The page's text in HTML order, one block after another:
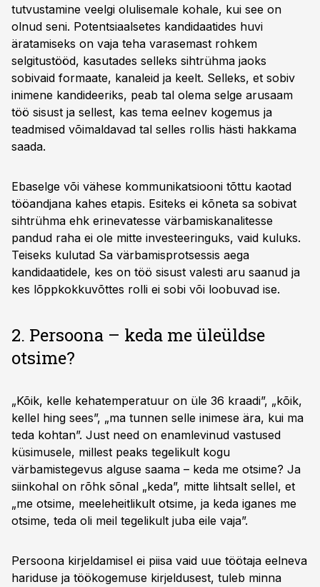
tutvustamine veelgi olulisemale kohale, kui see on
olnud seni. Potentsiaalsetes kandidaatides huvi
äratamiseks on vaja teha varasemast rohkem
selgitustööd, kasutades selleks sihtrühma jaoks
sobivaid formaate, kanaleid ja keelt. Selleks, et sobiv
inimene kandideeriks, peab tal olema selge arusaam
töö sisust ja sellest, kas tema eelnev kogemus ja
teadmised võimaldavad tal selles rollis hästi hakkama
saada.
Ebaselge või vähese kommunikatsiooni tõttu kaotad
tööandjana kahes etapis. Esiteks ei kõneta sa sobivat
sihtrühma ehk erinevatesse värbamiskanalitesse
pandud raha ei ole mitte investeeringuks, vaid kuluks.
Teiseks kulutad Sa värbamisprotsessis aega
kandidaatidele, kes on töö sisust valesti aru saanud ja
kes lõppkokkuvõttes rolli ei sobi või loobuvad ise.
2. Persoona – keda me üleüldse
otsime?
„Kõik, kelle kehatemperatuur on üle 36 kraadi”, „kõik,
kellel hing sees”, „ma tunnen selle inimese ära, kui ma
teda kohtan”. Just need on enamlevinud vastused
küsimusele, millest peaks tegelikult kogu
värbamistegevus alguse saama – keda me otsime? Ja
siinkohal on rõhk sõnal „keda”, mitte lihtsalt sellel, et
„me otsime, meeleheitlikult otsime, ja keda iganes me
otsime, teda oli meil tegelikult juba eile vaja”.
Persoona kirjeldamisel ei piisa vaid uue töötaja eelneva
hariduse ja töökogemuse kirjeldusest, tuleb minna